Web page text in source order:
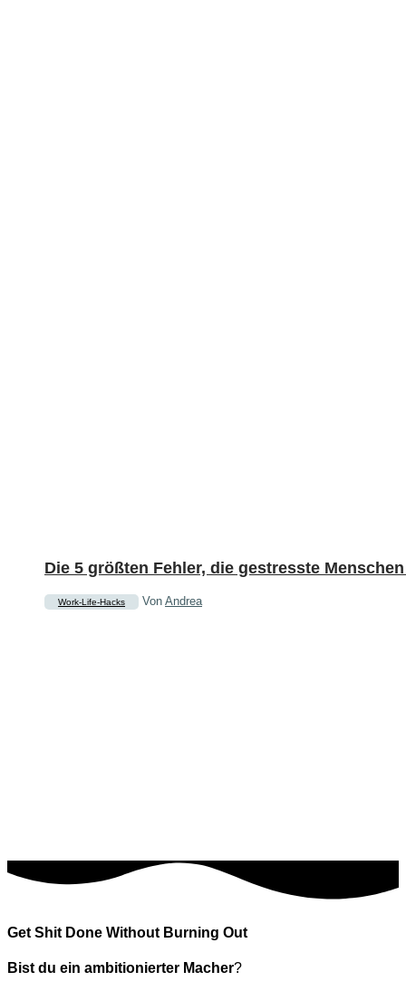
Die 5 größten Fehler, die gestresste
Work-Life-Hacks VonAndrea
Get Shit Done Without Burning Out
Bist du ein ambitionierter Macher?